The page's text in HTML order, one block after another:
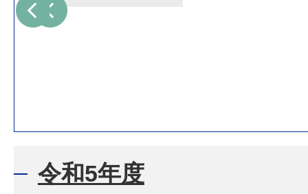
令和5年度